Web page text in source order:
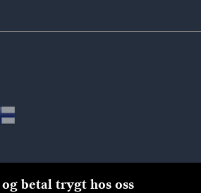
betal trygt hos oss